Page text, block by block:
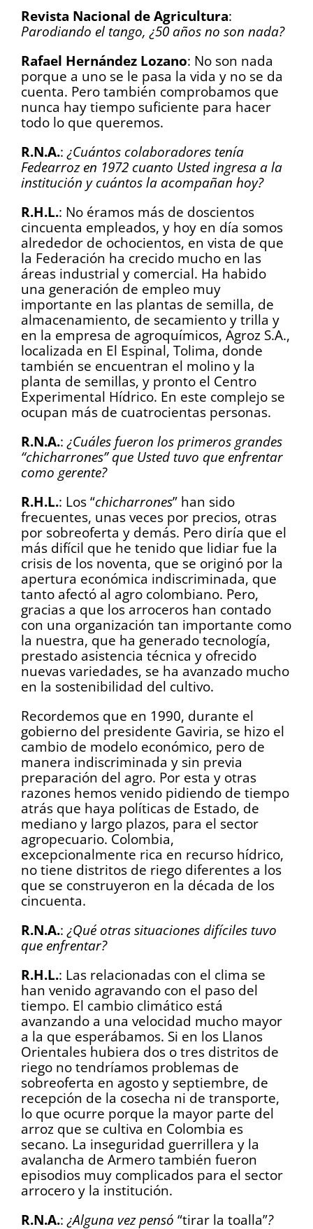
Revista Nacional de Agricultura:
Parodiando el tango, ¿50 años no son nada?
Rafael Hernández Lozano: No son nada
porque a uno se le pasa la vida y no se da
cuenta. Pero también comprobamos que
nunca hay tiempo suficiente para hacer
todo lo que queremos.
R.N.A.: ¿Cuántos colaboradores tenía
Fedearroz en 1972 cuanto Usted ingresa a la
institución y cuántos la acompañan hoy?
R.H.L.: No éramos más de doscientos
cincuenta empleados, y hoy en día somos
alrededor de ochocientos, en vista de que
la Federación ha crecido mucho en las
áreas industrial y comercial. Ha habido
una generación de empleo muy
importante en las plantas de semilla, de
almacenamiento, de secamiento y trilla y
en la empresa de agroquímicos, Agroz S.A.,
localizada en El Espinal, Tolima, donde
también se encuentran el molino y la
planta de semillas, y pronto el Centro
Experimental Hídrico. En este complejo se
ocupan más de cuatrocientas personas.
R.N.A.: ¿Cuáles fueron los primeros grandes
“chicharrones” que Usted tuvo que enfrentar
como gerente?
R.H.L.: Los “chicharrones” han sido
frecuentes, unas veces por precios, otras
por sobreoferta y demás. Pero diría que el
más difícil que he tenido que lidiar fue la
crisis de los noventa, que se originó por la
apertura económica indiscriminada, que
tanto afectó al agro colombiano. Pero,
gracias a que los arroceros han contado
con una organización tan importante como
la nuestra, que ha generado tecnología,
prestado asistencia técnica y ofrecido
nuevas variedades, se ha avanzado mucho
en la sostenibilidad del cultivo.
Recordemos que en 1990, durante el
gobierno del presidente Gaviria, se hizo el
cambio de modelo económico, pero de
manera indiscriminada y sin previa
preparación del agro. Por esta y otras
razones hemos venido pidiendo de tiempo
atrás que haya políticas de Estado, de
mediano y largo plazos, para el sector
agropecuario. Colombia,
excepcionalmente rica en recurso hídrico,
no tiene distritos de riego diferentes a los
que se construyeron en la década de los
cincuenta.
R.N.A.: ¿Qué otras situaciones difíciles tuvo
que enfrentar?
R.H.L.: Las relacionadas con el clima se
han venido agravando con el paso del
tiempo. El cambio climático está
avanzando a una velocidad mucho mayor
a la que esperábamos. Si en los Llanos
Orientales hubiera dos o tres distritos de
riego no tendríamos problemas de
sobreoferta en agosto y septiembre, de
recepción de la cosecha ni de transporte,
lo que ocurre porque la mayor parte del
arroz que se cultiva en Colombia es
secano. La inseguridad guerrillera y la
avalancha de Armero también fueron
episodios muy complicados para el sector
arrocero y la institución.
R.N.A.: ¿Alguna vez pensó “tirar la toalla”?